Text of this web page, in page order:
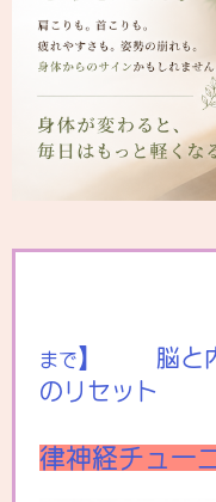
【期
まで】 脳と
のリセット
律神経チュー